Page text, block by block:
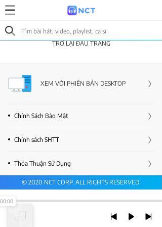
TRỞ LẠI ĐẦU TRANG
XEM VỚI PHIÊN BẢN DESKTOP
Chính Sách Bảo Mật
Chính sách SHTT
Thỏa Thuận Sử Dụng
© 2020 NCT CORP. ALL RIGHTS RESERVED.
00:00